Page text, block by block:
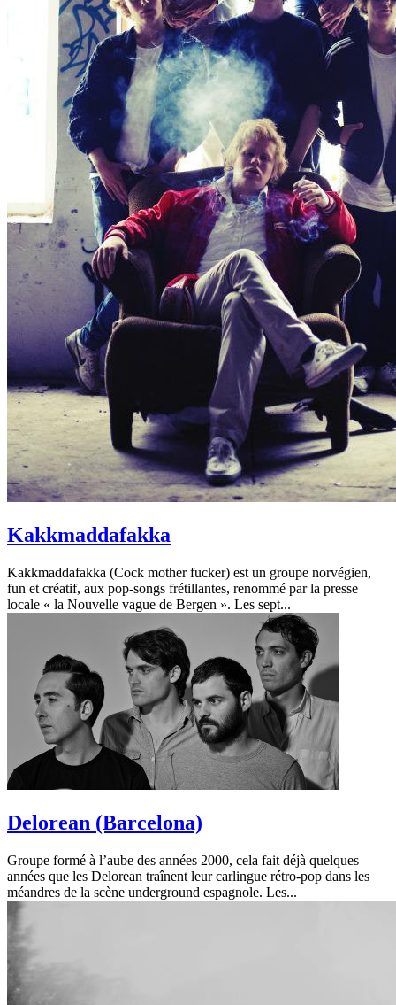
Kakkmaddafakka
Kakkmaddafakka (Cock mother fucker) est un groupe norvégien,
fun et créatif, aux pop-songs frétillantes, renommé par la presse
locale « la Nouvelle vague de Bergen ». Les sept...
Delorean (Barcelona)
Groupe formé à l’aube des années 2000, cela fait déjà quelques
années que les Delorean traînent leur carlingue rétro-pop dans les
méandres de la scène underground espagnole. Les...